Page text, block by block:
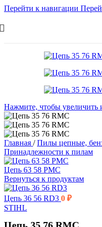
Перейти к навигации
Нажмите, чтобы увеличить
Главная / Пилы цепные,
Принадлежности к пилам
Цепь 63 58 PMC
Вернуться к продуктам
Цепь 36 56 RD3 0 ₽
STIHL